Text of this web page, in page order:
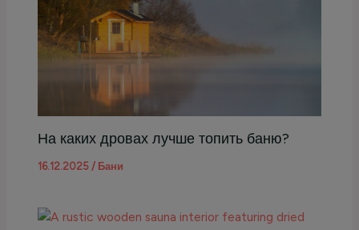
На каких дровах лучше топить баню?
16.12.2025/ Бани